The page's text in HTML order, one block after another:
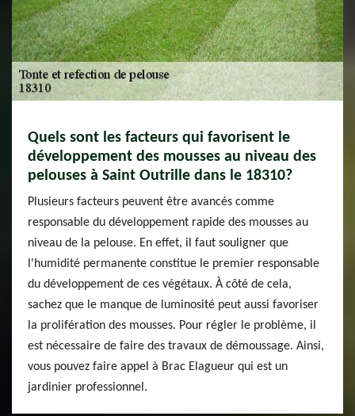
Quels sont les facteurs qui favorisent le
développement des mousses au niveau des
pelouses à Saint Outrille dans le 18310?
Plusieurs facteurs peuvent être avancés comme
responsable du développement rapide des mousses au
niveau de la pelouse. En effet, il faut souligner que
l'humidité permanente constitue le premier responsable
du développement de ces végétaux. À côté de cela,
sachez que le manque de luminosité peut aussi favoriser
la prolifération des mousses. Pour régler le problème, il
est nécessaire de faire des travaux de démoussage. Ainsi,
vous pouvez faire appel à Brac Elagueur qui est un
jardinier professionnel.